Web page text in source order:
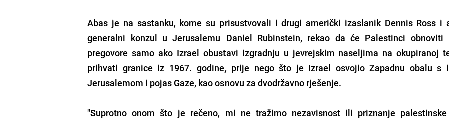
Abas je na sastanku, kome su prisustvovali i drugi američki izaslanik Dennis Ross i
generalni konzul u Jerusalemu Daniel Rubinstein, rekao da će Palestinci obnoviti
pregovore samo ako Izrael obustavi izgradnju u jevrejskim naseljima na okupiranoj
prihvati granice iz 1967. godine, prije nego što je Izrael osvojio Zapadnu obalu s
Jerusalemom i pojas Gaze, kao osnovu za dvodržavno rješenje.
"Suprotno onom što je rečeno, mi ne tražimo nezavisnost ili priznanje palestinske